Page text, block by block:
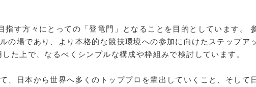
指す方々にとっての「登⻯門」となることを目的としています。
の場であり、より本格的な競技環境への参加に向けたステップア
た上で、なるべくシンプルな構成や枠組みで検討しています。
、日本から世界へ多くのトッププロを輩出していくこと、そして